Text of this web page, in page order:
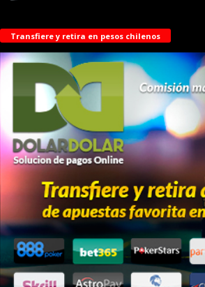
Transfiere y retira en pesos chilenos